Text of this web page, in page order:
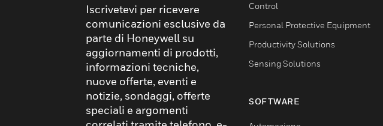
Iscrivetevi per ricevere
comunicazioni esclusive da
parte di Honeywell su
aggiornamenti di prodotti,
informazioni tecniche,
nuove offerte, eventi e
notizie, sondaggi, offerte
speciali e argomenti
Control
Personal Protective Equipment
Productivity Solutions
Sensing Solutions
SOFTWARE